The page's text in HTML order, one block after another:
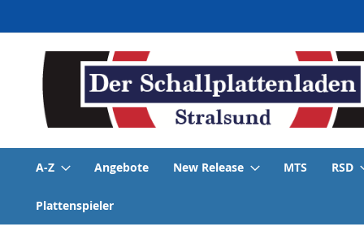
zum
Inhalt
A-Z Angebote New Release MTS RSD
Plattenspieler